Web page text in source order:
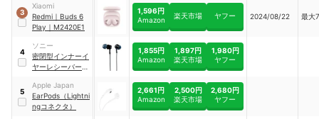
3
Xiaomi
Redmi ｜ Buds 6
Play ｜ M2420E1
1,596円
Amazon
楽天市場 ヤフー 2024/08/22 最大
4
ソニー
密閉型インナーイ
ヤーレシーバー
1,855円
Amazon
1,897円
楽天市場
1,980円
ヤフー
5
Apple Japan
EarPods（Lightni
ngコネクタ）
2,661円
Amazon
2,500円
楽天市場
2,680円
ヤフー